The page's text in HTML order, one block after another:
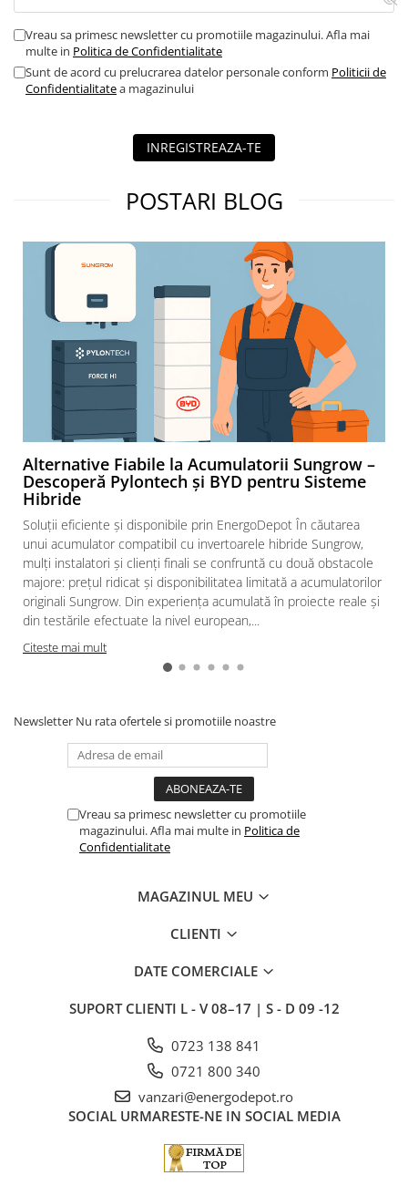
Vreau sa primesc newsletter cu promotiile magazinului. Afla mai
multe in Politica de Confidentialitate
Sunt de acord cu prelucrarea datelor personale conform Politicii de
Confidentialitatea magazinului
INREGISTREAZA-TE
POSTARI BLOG
Alternative Fiabile la Acumulatorii Sungrow –
Descoperă Pylontech și BYD pentru Sisteme
Hibride
Soluții eficiente și disponibile prin EnergoDepot În căutarea
unui acumulator compatibil cu invertoarele hibride Sungrow,
mulți instalatori și clienți finali se confruntă cu două obstacole
majore: prețul ridicat și disponibilitatea limitată a acumulatorilor
originali Sungrow. Din experiența acumulată în proiecte reale și
din testările efectuate la nivel european,...
Citeste mai mult
Newsletter Nu rata ofertele si promotiile noastre
Vreau sa primesc newsletter cu promotiile
magazinului. Afla mai multe in Politica de
Confidentialitate
MAGAZINUL MEU
CLIENTI
DATE COMERCIALE
SUPORT CLIENTI L - V 08–17 | S - D 09 -12
0723 138 841
0721 800 340
vanzari@energodepot.ro
SOCIAL URMARESTE-NE IN SOCIAL MEDIA